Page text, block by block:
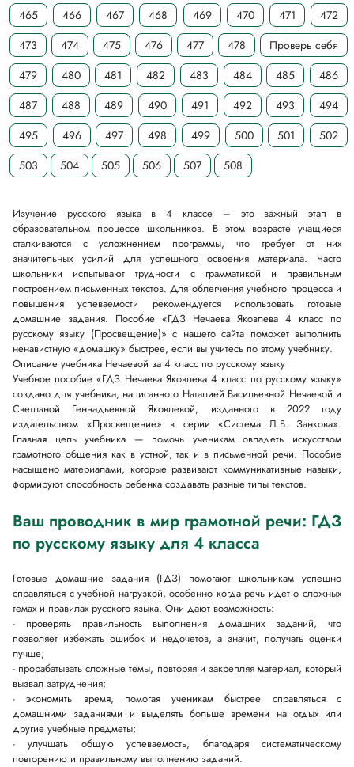
465 466 467 468 469 470 471
472
473
474 475 476 477 478
Проверь себя
479
480 481 482 483 484 485
486
487
488 489 490 491 492 493
494
495
496 497 498 499 500 501
502
503
504 505 506 507 508
Изучение русского языка в 4 классе – это важный этап в
образовательном процессе школьников. В этом возрасте учащиеся
сталкиваются с усложнением программы, что требует от них
значительных усилий для успешного освоения материала. Часто
школьники испытывают трудности с грамматикой и правильным
построением письменных текстов. Для облегчения учебного процесса и
повышения успеваемости рекомендуется использовать готовые
домашние задания. Пособие «ГДЗ Нечаева Яковлева 4 класс по
русскому языку (Просвещение)» с нашего сайта поможет выполнить
ненавистную «домашку» быстрее, если вы учитесь по этому учебнику.
Описание учебника Нечаевой за 4 класс по русскому языку
Учебное пособие «ГДЗ Нечаева Яковлева 4 класс по русскому языку»
создано для учебника, написанного Наталией Васильевной Нечаевой и
Светланой Геннадьевной Яковлевой, изданного в 2022 году
издательством «Просвещение» в серии «Система Л.В. Занкова».
Главная цель учебника — помочь ученикам овладеть искусством
грамотного общения как в устной, так и в письменной речи. Пособие
насыщено материалами, которые развивают коммуникативные навыки,
формируют способность ребенка создавать разные типы текстов.
Ваш проводник в мир грамотной речи: ГДЗ
по русскому языку для 4 класса
Готовые домашние задания (ГДЗ) помогают школьникам успешно
справляться с учебной нагрузкой, особенно когда речь идет о сложных
темах и правилах русского языка. Они дают возможность:
- проверять правильность выполнения домашних заданий, что
позволяет избежать ошибок и недочетов, а значит, получать оценки
лучше;
- прорабатывать сложные темы, повторяя и закрепляя материал, который
вызвал затруднения;
- экономить время, помогая ученикам быстрее справляться с
домашними заданиями и выделять больше времени на отдых или
другие учебные предметы;
- улучшать общую успеваемость, благодаря систематическому
повторению и правильному выполнению заданий.